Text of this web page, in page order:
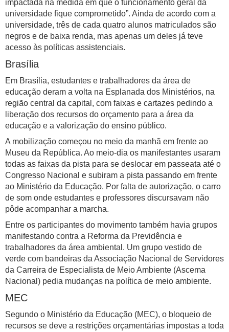
impactada na medida em que o funcionamento geral da
universidade fique comprometido”. Ainda de acordo com a
universidade, três de cada quatro alunos matriculados são
negros e de baixa renda, mas apenas um deles já teve
acesso às políticas assistenciais.
Brasília
Em Brasília, estudantes e trabalhadores da área de
educação deram a volta na Esplanada dos Ministérios, na
região central da capital, com faixas e cartazes pedindo a
liberação dos recursos do orçamento para a área da
educação e a valorização do ensino público.
A mobilização começou no meio da manhã em frente ao
Museu da República. Ao meio-dia os manifestantes usaram
todas as faixas da pista para se deslocar em passeata até o
Congresso Nacional e subiram a pista passando em frente
ao Ministério da Educação. Por falta de autorização, o carro
de som onde estudantes e professores discursavam não
pôde acompanhar a marcha.
Entre os participantes do movimento também havia grupos
manifestando contra a Reforma da Previdência e
trabalhadores da área ambiental. Um grupo vestido de
verde com bandeiras da Associação Nacional de Servidores
da Carreira de Especialista de Meio Ambiente (Ascema
Nacional) pedia mudanças na política de meio ambiente.
MEC
Segundo o Ministério da Educação (MEC), o bloqueio de
recursos se deve a restrições orçamentárias impostas a toda